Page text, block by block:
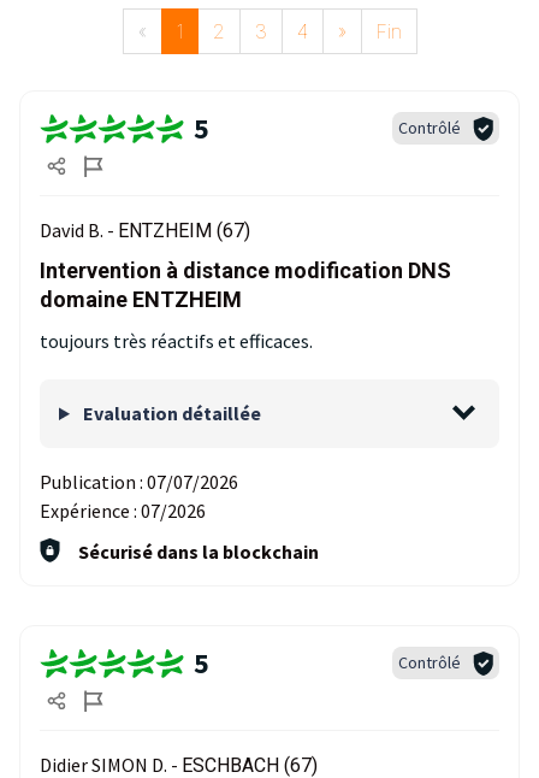
« 1 2 3 4 » Fin
5 Contrôlé
David B. - ENTZHEIM (67)
Intervention à distance modification DNS
domaine ENTZHEIM
toujours très réactifs et efficaces.
Evaluation détaillée
Publication : 07/07/2026
Expérience : 07/2026
Sécurisé dans la blockchain
5 Contrôlé
Didier SIMON D. - ESCHBACH (67)